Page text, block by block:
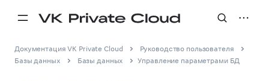
Документация VK Private Cloud
Руководство пользователя
Базы данных
Базы данных Управление параметрами БД